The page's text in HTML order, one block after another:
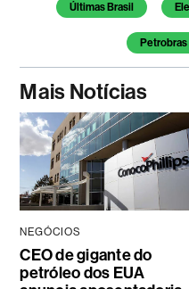
Últimas Brasil
Petrobras
Mais Notícias
NEGÓCIOS
CEO de gigante do
petróleo dos EUA